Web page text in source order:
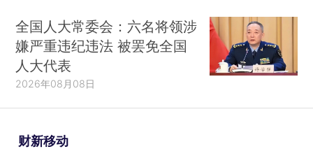
全国人大常委会：六名将领涉
嫌严重违纪违法 被罢免全国
人大代表
2026年08月08日
财新移动